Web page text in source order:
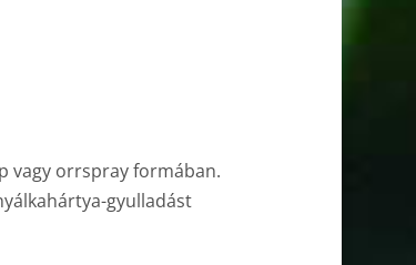
vagy orrspray formában.
gyulladást